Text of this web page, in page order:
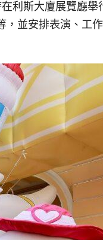
利斯大廈展覽廳
並安排表演、工作